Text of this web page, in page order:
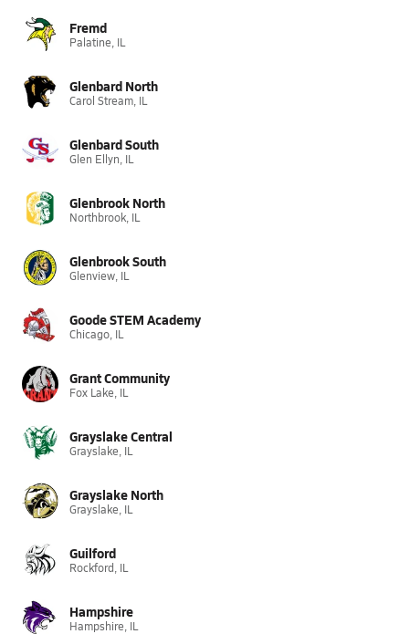
Fremd
Palatine, IL
Glenbard North
Carol Stream, IL
Glenbard South
Glen Ellyn, IL
Glenbrook North
Northbrook, IL
Glenbrook South
Glenview, IL
Goode STEM Academy
Chicago, IL
Grant Community
Fox Lake, IL
Grayslake Central
Grayslake, IL
Grayslake North
Grayslake, IL
Guilford
Rockford, IL
Hampshire
Hampshire, IL